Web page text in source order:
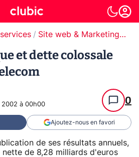
Site web & Marketing Digital
et dette colossale
2002 à 00h00 0
Ajoutez-nous en favori
de ses résultats annuels,
nette de 8,28 milliards d'euros